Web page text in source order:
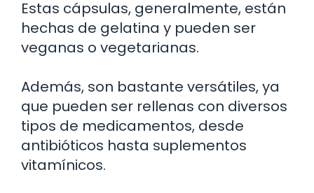
Estas cápsulas, generalmente, están
hechas de gelatina y pueden ser
veganas o vegetarianas.
Además, son bastante versátiles, ya
que pueden ser rellenas con diversos
tipos de medicamentos, desde
antibióticos hasta suplementos
vitamínicos.